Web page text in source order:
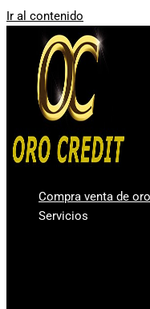
Ir al contenido
Compra venta de oro
Servicios